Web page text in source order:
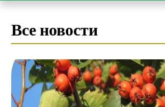
Все новости